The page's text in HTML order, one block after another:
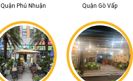
Quận Phú Nhuận Quận Gò Vấp